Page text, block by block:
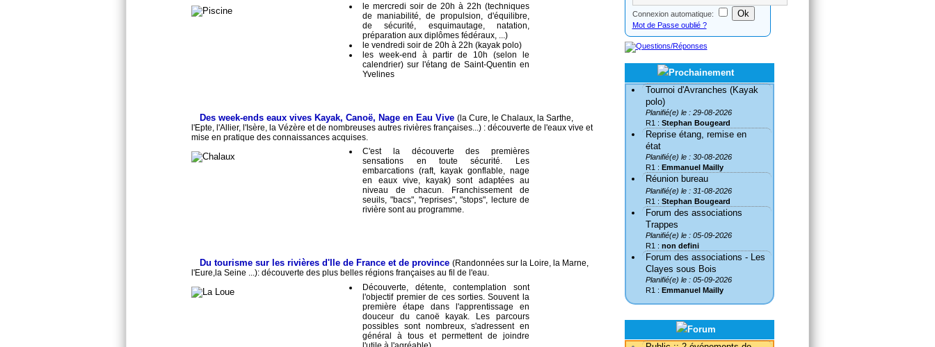
le mercredi soir de 20h à 22h (techniques
de maniabilité, de propulsion, d'équilibre,
de sécurité, esquimautage, natation,
préparation aux diplômes fédéraux, ...)
le vendredi soir de 20h à 22h (kayak polo)
les week-end à partir de 10h (selon le
calendrier) sur l'étang de Saint-Quentin en
Yvelines
Des week-ends eaux vives Kayak, Canoë, Nage en Eau Vive (la Cure, le Chalaux, la Sarthe,
l'Epte, l'Allier, l'Isère, la Vézère et de nombreuses autres rivières françaises...) : découverte de l'eaux vive et
mise en pratique des connaissances acquises.
C'est la découverte des premières
sensations en toute sécurité. Les
embarcations (raft, kayak gonflable, nage
en eaux vive, kayak) sont adaptées au
niveau de chacun. Franchissement de
seuils, "bacs", "reprises", "stops", lecture de
rivière sont au programme.
Du tourisme sur les rivières d'Ile de France et de province (Randonnées sur la Loire, la Marne,
l'Eure,la Seine ...): découverte des plus belles régions françaises au fil de l'eau.
Découverte, détente, contemplation sont
l'objectif premier de ces sorties. Souvent la
première étape dans l'apprentissage en
douceur du canoë kayak. Les parcours
possibles sont nombreux, s'adressent en
général à tous et permettent de joindre
Connexion automatique:
Mot de Passe oublié ?
Tournoi d'Avranches (Kayak
polo)
Planifié(e) le : 29-08-2026
R1 : Stephan Bougeard
Reprise étang, remise en
état
Planifié(e) le : 30-08-2026
R1 : Emmanuel Mailly
Réunion bureau
Planifié(e) le : 31-08-2026
R1 : Stephan Bougeard
Forum des associations
Trappes
Planifié(e) le : 05-09-2026
R1 : non defini
Forum des associations - Les
Clayes sous Bois
Planifié(e) le : 05-09-2026
R1 : Emmanuel Mailly